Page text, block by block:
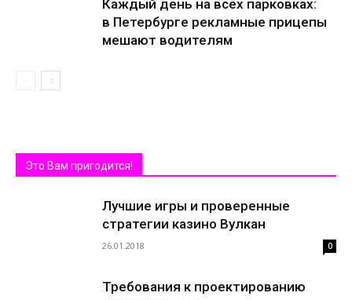
Каждый день на всех парковках:
в Петербурге рекламные прицепы
мешают водителям
Это Вам пригодится!
Лучшие игры и проверенные
стратегии казино Вулкан
26.01.2018 0
Требования к проектированию